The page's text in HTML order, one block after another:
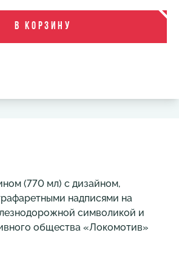
В корзину
(770 мл) с дизайном,
надписями на
символикой и
общества «Локомотив»